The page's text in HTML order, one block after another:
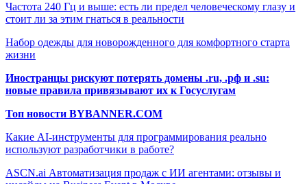
Частота 240 Гц и выше: есть ли предел человеческому глазу и
стоит ли за этим гнаться в реальности
Набор одежды для новорожденного для комфортного старта
жизни
Иностранцы рискуют потерять домены .ru, .рф и .su:
новые правила привязывают их к Госуслугам
Топ новости BYBANNER.COM
Какие AI-инструменты для программирования реально
используют разработчики в работе?
ASCN.ai Автоматизация продаж с ИИ агентами: отзывы и